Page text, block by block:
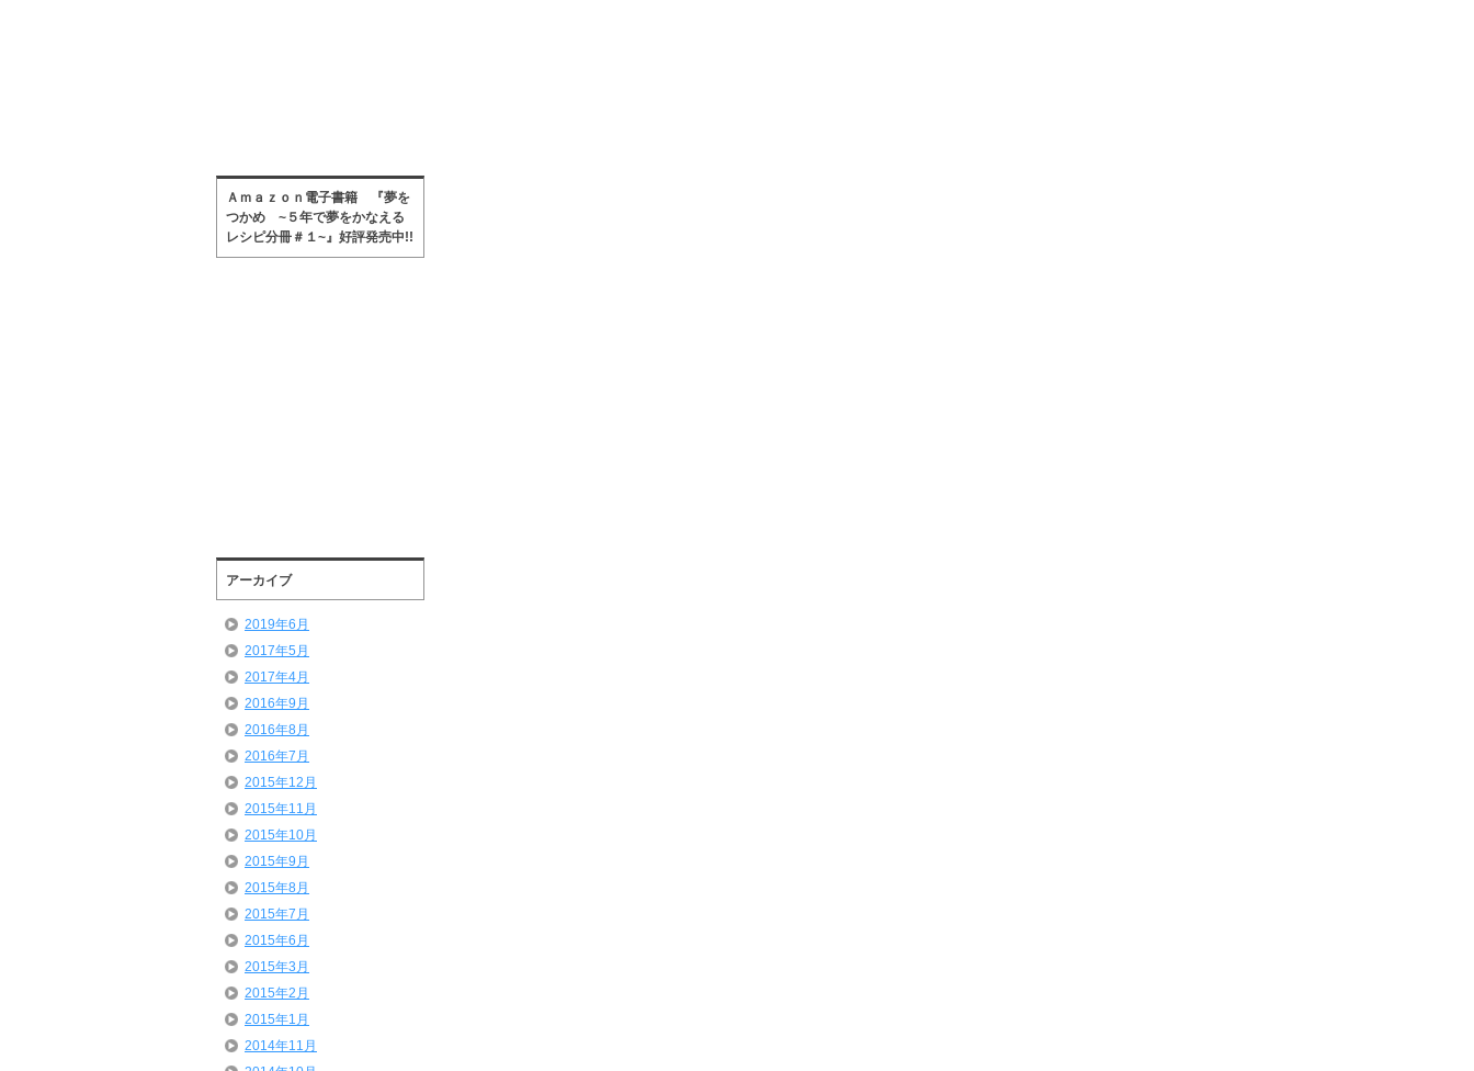
Ａｍａｚｏｎ電子書籍 『夢を
つかめ ~５年で夢をかなえる
レシピ分冊＃１~』好評発売中!!
アーカイブ
2019年6月
2017年5月
2017年4月
2016年9月
2016年8月
2016年7月
2015年12月
2015年11月
2015年10月
2015年9月
2015年8月
2015年7月
2015年6月
2015年3月
2015年2月
2015年1月
2014年11月